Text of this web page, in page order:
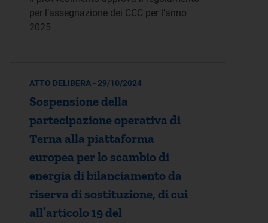
per l’assegnazione dei CCC per l’anno
2025
ATTO DELIBERA - 29/10/2024
Sospensione della
partecipazione operativa di
Terna alla piattaforma
europea per lo scambio di
energia di bilanciamento da
riserva di sostituzione, di cui
all’articolo 19 del